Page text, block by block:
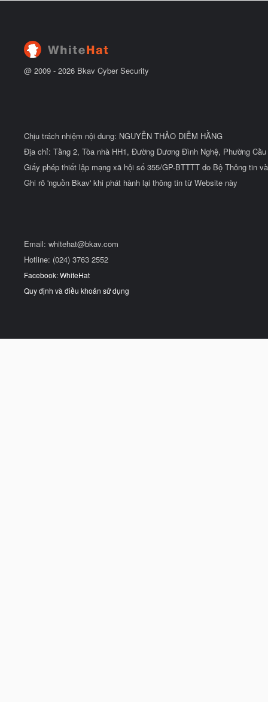
@ 2009 - 2026 Bkav Cyber Security
Chịu trách nhiệm nội dung: NGUYỄN THẢO DIỄM HẰNG
Địa chỉ: Tầng 2, Tòa nhà HH1, Đường Dương Đình Nghệ, Phường
Giấy phép thiết lập mạng xã hội số 355/GP-BTTTT do Bộ Thông tin
Ghi rõ 'nguồn Bkav' khi phát hành lại thông tin từ Website này
Email: whitehat@bkav.com
Hotline: (024) 3763 2552
Facebook: WhiteHat
Quy định và điều khoản sử dụng